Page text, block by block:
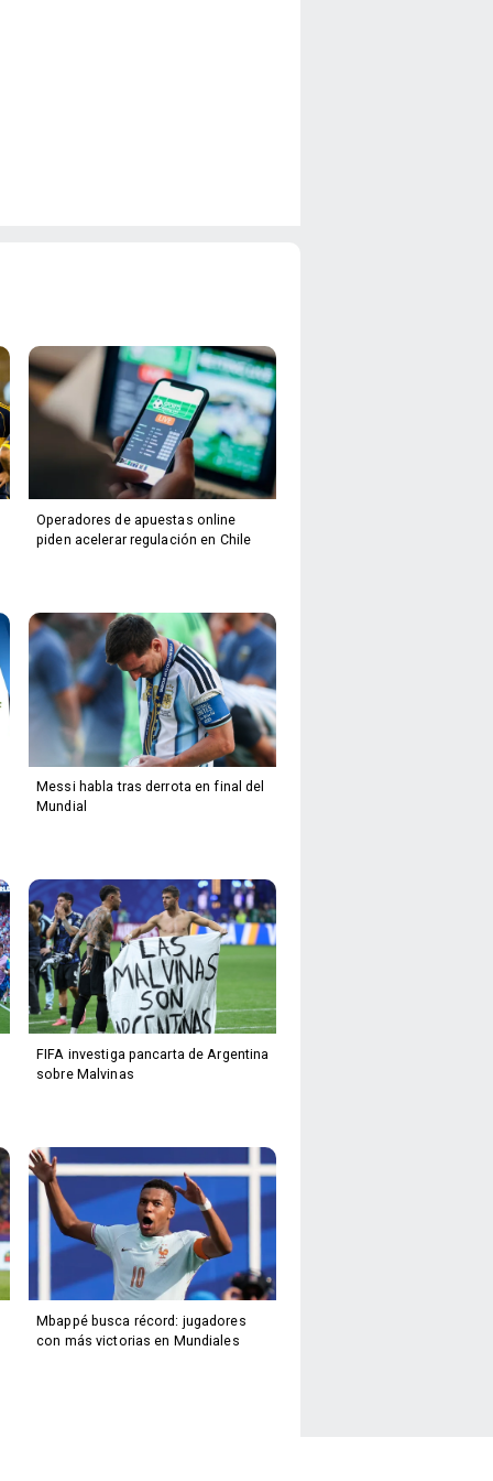
Operadores de apuestas online
piden acelerar regulación en Chile
Messi habla tras derrota en final del
Mundial
FIFA investiga pancarta de Argentina
sobre Malvinas
Mbappé busca récord: jugadores
con más victorias en Mundiales